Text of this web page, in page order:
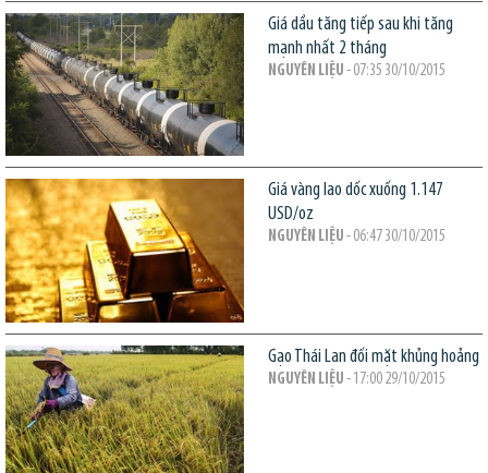
Giá dầu tăng tiếp sau khi tăng
mạnh nhất 2 tháng
NGUYÊN LIỆU - 07:35 30/10/2015
Giá vàng lao dốc xuống 1.147
USD/oz
NGUYÊN LIỆU - 06:47 30/10/2015
Gạo Thái Lan đối mặt khủng hoảng
NGUYÊN LIỆU - 17:00 29/10/2015